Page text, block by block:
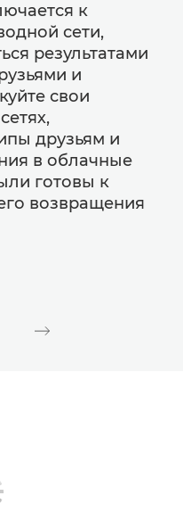
к
сети,
результатами
и
свои
друзьям и
в облачные
готовы к
возвращения